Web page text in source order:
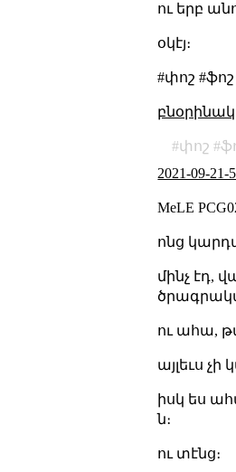
ու երբ
օկէյ։
#փոշ
փոշ
2021-09-21-
MeLE
ոնց
մինչ էդ,
ու ահա,
այլեւս չի
իսկ ես
ն։
ու տէնց։